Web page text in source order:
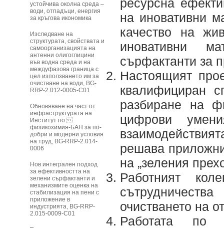
устойчива околна среда –
води, отпадъци, енергия
за кръгова икономика
Изследване на
структурата, свойствата и
самоорганизацията на
антенни олигоглицини
във водна среда и на
междуфазова граница с
цел използването им за
очистване на води, BG-
RRP-2.012-0005-C01
Обновяване на част от
инфраструктурата на
Институт по
физикохимия-БАН за по-
добри и модерни условия
на труд, BG-RRP-2.014-
0006
Нов интегрален подход
за ефективността на
зелени сърфактанти и
механизмите оценка на
стабилизация на пени с
приложение в
индустрията, BG-RRP-
2.015-0009-C01
ресурсна
на иновативни
качество на
иновативни
сърфактанти за
Настоящият
квалифициран
разбиране на
цифрови
решава
на „зеления
Работният
очистването на
Работата по